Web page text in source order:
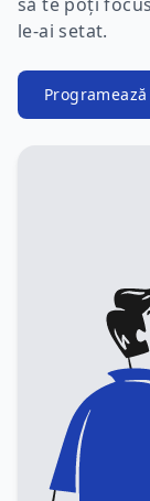
le-ai setat.